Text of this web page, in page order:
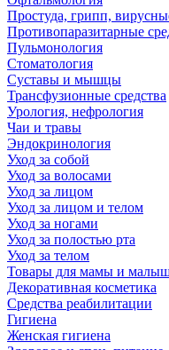
Простуда, грипп,
Противопаразитарные
Пульмонология
Стоматология
Суставы и мышцы
Трансфузионные средства
Урология, нефрология
Чаи и травы
Эндокринология
Уход за собой
Уход за волосами
Уход за лицом
Уход за лицом и телом
Уход за ногами
Уход за полостью рта
Уход за телом
Товары для мамы и
Декоративная косметика
Средства реабилитации
Гигиена
Женская гигиена